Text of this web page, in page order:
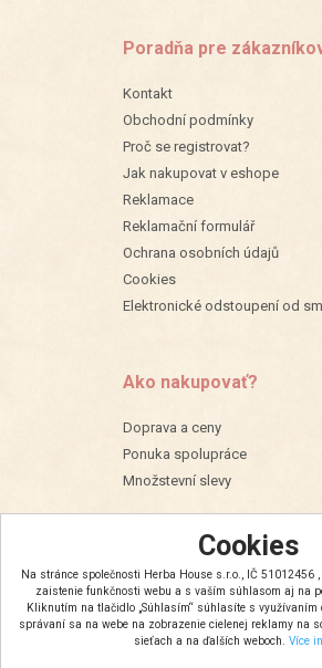
Cookies
Na stránce společnosti Herba House s.r.o., IČ 51012456
zaistenie funkčnosti webu a s vaším súhlasom aj na
Kliknutím na tlačidlo „Súhlasím“ súhlasíte s využívaním
správaní sa na webe na zobrazenie cielenej reklamy na
sieťach a na ďalších weboch. Více
Poradňa pre
Kontakt
Obchodní podmínky
Proč se registrovat?
Jak nakupovat v eshope
Reklamace
Reklamační formulář
Ochrana osobních údajů
Cookies
Elektronické odstoupení od
Ako nakupovať?
Doprava a ceny
Ponuka spolupráce
Množstevní slevy